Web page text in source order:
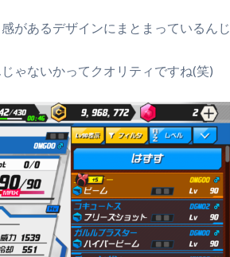
があるデザインにまとまっているんじ
ゃないかってクオリティですね(笑)